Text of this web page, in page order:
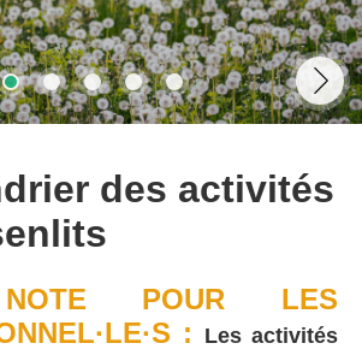
des activités
POUR LES
:
Les activités